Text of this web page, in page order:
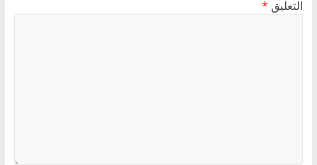
التعليق *